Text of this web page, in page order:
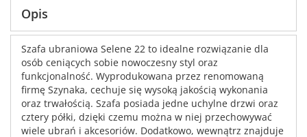
Opis
Szafa ubraniowa Selene 22 to idealne rozwiązanie dla
osób ceniących sobie nowoczesny styl oraz
funkcjonalność. Wyprodukowana przez renomowaną
firmę Szynaka, cechuje się wysoką jakością wykonania
oraz trwałością. Szafa posiada jedne uchylne drzwi oraz
cztery półki, dzięki czemu można w niej przechowywać
wiele ubrań i akcesoriów. Dodatkowo, wewnątrz znajduje